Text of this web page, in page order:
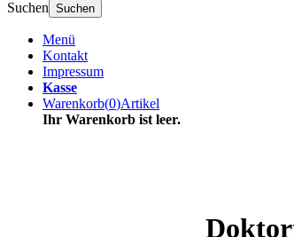
Suchen Suchen
Menü
Kontakt
Impressum
Kasse
Warenkorb(0)Artikel
Ihr Warenkorb ist leer.